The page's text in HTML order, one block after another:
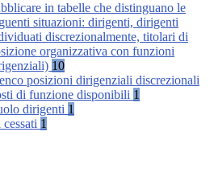
in tabelle che distinguano le
situazioni: dirigenti, dirigenti
discrezionalmente, titolari di
organizzativa con funzioni
10
posizioni dirigenziali discrezionali
di funzione disponibili 1
dirigenti 1
1